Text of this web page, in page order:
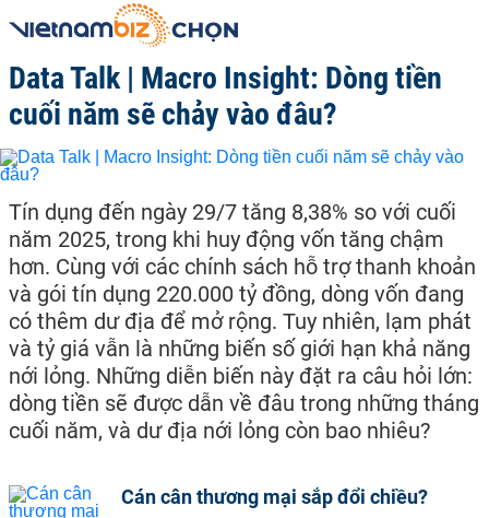
Data Talk | Macro Insight: Dòng tiền
cuối năm sẽ chảy vào đâu?
Tín dụng đến ngày 29/7 tăng 8,38% so với cuối
năm 2025, trong khi huy động vốn tăng chậm
hơn. Cùng với các chính sách hỗ trợ thanh khoản
và gói tín dụng 220.000 tỷ đồng, dòng vốn đang
có thêm dư địa để mở rộng. Tuy nhiên, lạm phát
và tỷ giá vẫn là những biến số giới hạn khả năng
nới lỏng. Những diễn biến này đặt ra câu hỏi lớn:
dòng tiền sẽ được dẫn về đâu trong những tháng
cuối năm, và dư địa nới lỏng còn bao nhiêu?
Cán cân thương mại sắp đổi chiều?